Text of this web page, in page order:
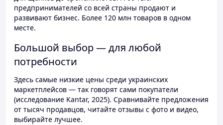
предпринимателей со всей страны продают и
развивают бизнес. Более 120 млн товаров в одном
месте.
Большой выбор — для любой
потребности
Здесь самые низкие цены среди украинских
маркетплейсов — так говорят сами покупатели
(исследование Kantar, 2025). Сравнивайте предложения
от тысяч продавцов, читайте отзывы с фото и видео,
выбирайте лучшее.